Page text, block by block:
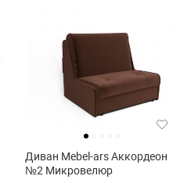
Диван Mebel-ars Аккордеон
№2 Микровелюр